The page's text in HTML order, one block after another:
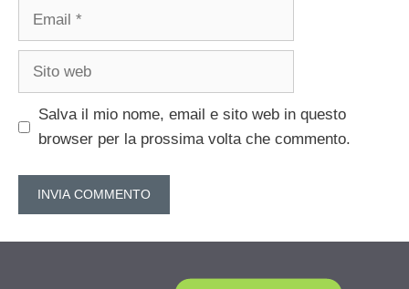
Email
Sito
Salva il mio nome, email e sito web in questo
browser per la prossima volta che commento.